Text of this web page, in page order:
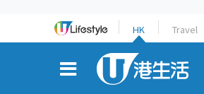
HK Travel